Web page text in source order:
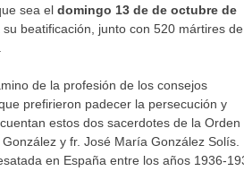
sea el domingo 13 de de octubre de
su beatificación, junto con 520 mártires
de la profesión de los consejos
prefirieron padecer la persecución y
estos dos sacerdotes de la Orden
y fr. José María González Solís.
en España entre los años 1936-